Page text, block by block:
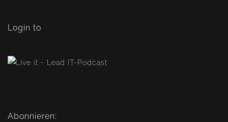
Login to
Abonnieren: